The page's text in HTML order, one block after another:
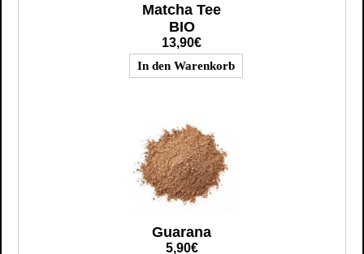
Matcha Tee
BIO
13,90€
Guarana
5,90€